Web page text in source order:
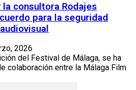
consultora Rodajes
para la seguridad
2026
del Festival de Málaga, se ha
colaboración entre la Málaga Film